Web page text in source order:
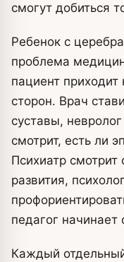
смогут добиться
Ребенок с
проблема
пациент приходит
сторон. Врач
суставы,
смотрит, есть ли
Психиатр смотрит
развития,
педагог начинает
Каждый